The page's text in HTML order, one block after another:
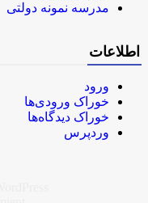
مدرسه نمونه دولتی
اطلاعات
ورود
خوراک ورودی‌ها
خوراک دیدگاه‌ها
وردپرس